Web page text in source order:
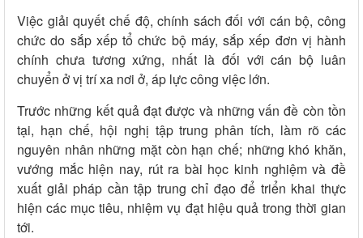
Việc giải quyết chế độ, chính sách đối với cán bộ, công
chức do sắp xếp tổ chức bộ máy, sắp xếp đơn vị hành
chính chưa tương xứng, nhất là đối với cán bộ luân
chuyển ở vị trí xa nơi ở, áp lực công việc lớn.
Trước những kết quả đạt được và những vấn đề còn tồn
tại, hạn chế, hội nghị tập trung phân tích, làm rõ các
nguyên nhân những mặt còn hạn chế; những khó khăn,
vướng mắc hiện nay, rút ra bài học kinh nghiệm và đề
xuất giải pháp cần tập trung chỉ đạo để triển khai thực
hiện các mục tiêu, nhiệm vụ đạt hiệu quả trong thời gian
tới.